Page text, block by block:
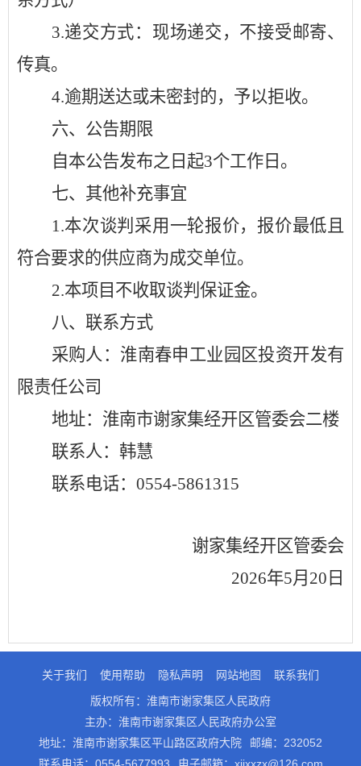
3.递交方式：现场递交，不接受邮寄、
传真。
4.逾期送达或未密封的，予以拒收。
六、公告期限
自本公告发布之日起3个工作日。
七、其他补充事宜
1.本次谈判采用 一轮报价，报价最低且
符合要求的供应商为成交单位。
2.本项目不收取谈判保证金。
八、联系方式
采购人：淮南春申工业园区投资开发有
限责任公司
地址： 淮南市谢家集经开区管委会二楼
联系人： 韩慧
联系电话： 0554-5861315
谢家集经开区管委会
2026年5月20日
关于我们 使用帮助 隐私声明 网站地图
联系我们
版权所有：淮南市谢家集区人民政府
主办：淮南市谢家集区人民政府办公室
地址：淮南市谢家集区平山路区政府大院
邮编：232052